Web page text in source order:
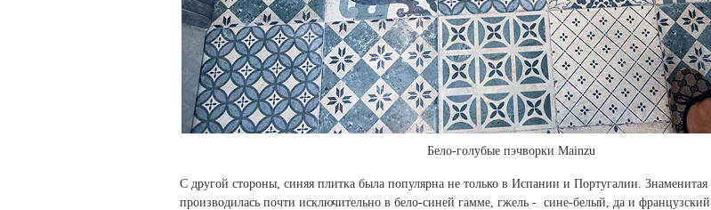
Бело-голубые пэчворки Mainzu
C другой стороны, синяя плитка была популярна не только в Испании и Португалии. Знаменитая
производилась почти исключительно в бело-синей гамме, гжель - сине-белый, да и французский